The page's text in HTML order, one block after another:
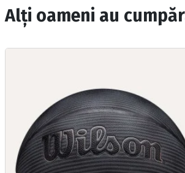
Alți oameni au